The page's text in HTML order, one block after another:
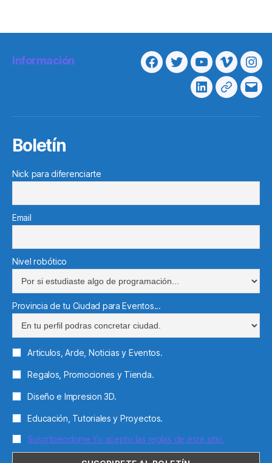
Información
Facebook
TwitterYoutubeVimeo
LinkedinTelegram
Boletín
Nick para diferenciarte
Email
Nivel robótico
Provincia de tu Ciudad para Eventos...
Articulos, Arde, Noticias y Eventos.
Regalos, Promociones y Tienda.
Diseño e Impresion 3D.
Educación, Tutoriales y Proyectos.
Suscribiendome Yo acepto las reglas de este sitio.